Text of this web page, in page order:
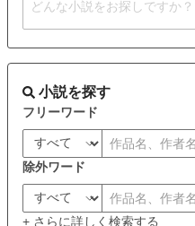
小説を探す
フリーワード
除外ワード
+ さらに詳しく検索する